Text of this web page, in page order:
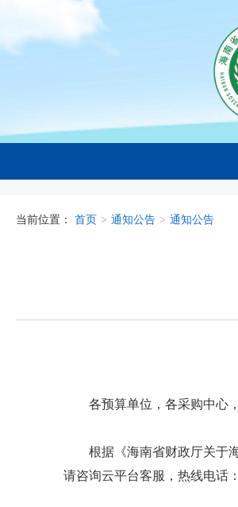
当前位置： 首页 > 通知公告 > 通知公告
各预算单位，各采购中心
根据《海南省财政厅关于
请咨询云平台客服，热线电话